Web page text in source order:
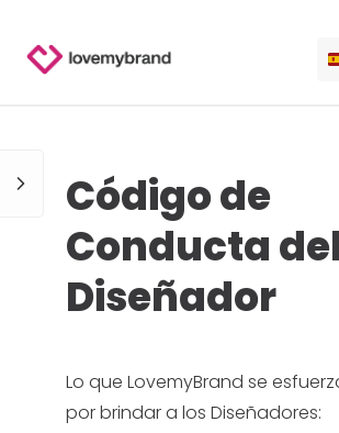
PARA CLAUDE
CONTRATA A UN DISEÑADOR
GALERÍA CONCURSOS
GALERÍA DE LOGOTIPOS AI
Código de
Conducta
Diseñador
Lo que LovemyBrand se
por brindar a los Diseñadores: